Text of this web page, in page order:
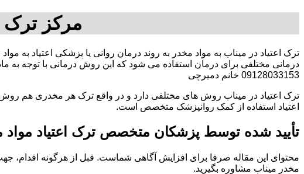
مرکز ترک
ترک اعتیاد در میناب به مواد مخدر به روند درمان روانی یا پزشکی اعتیاد به
درمانی مختلفی برای درمان استفاده می شود که این روش درمانی با توجه به
09128033153 خانم دمیرچی
ترک اعتیاد در میناب روش های مختلفی دارد و در واقع ترک هر مخدری هم روش
اعتیاد استفاده از کمک روانپزشک متخصص است.
تأیید شده توسط پزشکان متخصص ترک اعتیاد مواد
محتوای این مقاله صرفا برای افزایش آگاهی شماست. قبل از هرگونه اقدام،
مخدر میناب مشاوره بگیرید.